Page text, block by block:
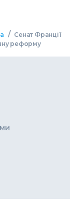
/ Сенат Франції
реформу